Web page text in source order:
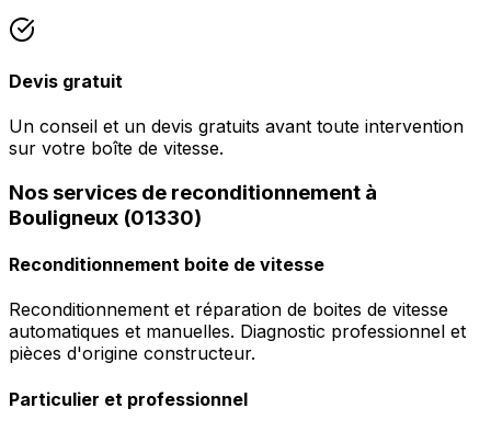
Devis gratuit
Un conseil et un devis gratuits avant toute intervention
sur votre boîte de vitesse.
Nos services de reconditionnement à
Bouligneux (01330)
Reconditionnement boite de vitesse
Reconditionnement et réparation de boites de vitesse
automatiques et manuelles. Diagnostic professionnel et
pièces d'origine constructeur.
Particulier et professionnel